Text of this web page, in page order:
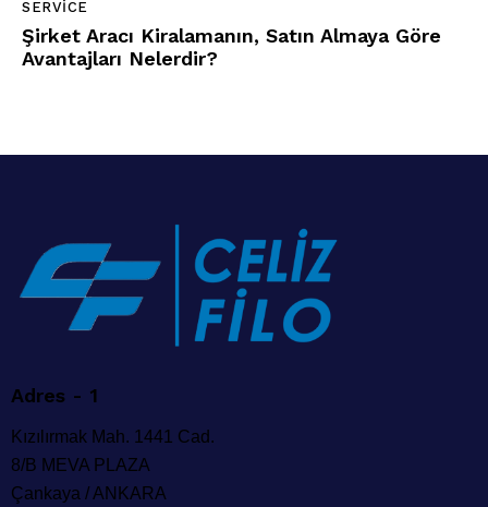
SERVICE
Şirket Aracı Kiralamanın, Satın Almaya Göre
Avantajları Nelerdir?
Adres - 1
Kızılırmak Mah. 1441 Cad.
8/B MEVA PLAZA
Çankaya / ANKARA